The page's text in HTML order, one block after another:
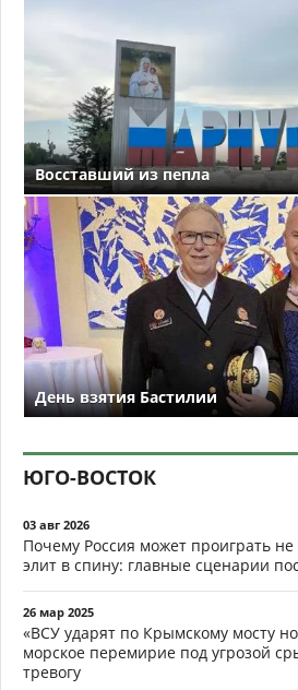
Восставший из пепла
День взятия Бастилии
ЮГО-ВОСТОК
03 авг 2026
Почему Россия может проиграть
элит в спину: главные сценарии
26 мар 2025
«ВСУ ударят по Крымскому мосту
морское перемирие под угрозой
тревогу